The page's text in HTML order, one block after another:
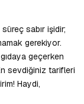
sabır işidir;
gerekiyor.
geçerken
sevdiğiniz tarifleri
Haydi,